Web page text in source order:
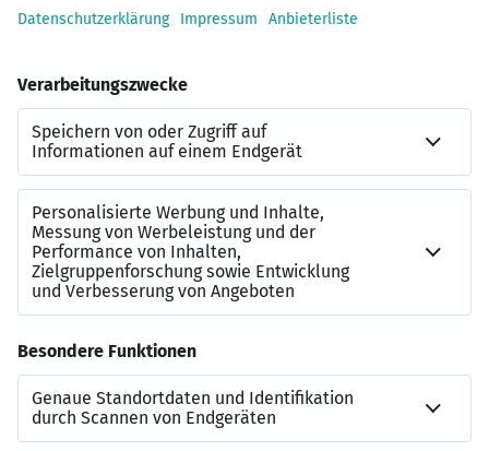
Kostenfreie Verpflegung: Genießen Sie Kaffee,
Arbeitsatmosphäre.
Zur Bewerbung
Unser Jobangebot Steuerfachangestellte –
Jahresabschluss / Finanzbuchhaltung (m/w/d) klingt
vielversprechend?
Bei unserem Partner Workwise
Anschreibenmöglich. Anschließend kann der Status der
Bewerbung live verfolgt werden. Wir freuen uns auf eine
Bewerbung über Workwise.